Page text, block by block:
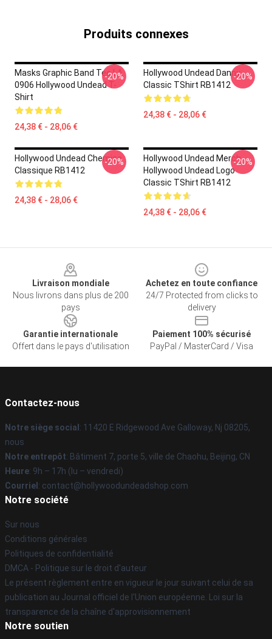
Produits connexes
Masks Graphic Band Tee LA
0906 Hollywood Undead T-
Shirt
24,38 € - 28,06 €
-20%
Hollywood Undead Danny
Classic TShirt RB1412
24,38 € - 28,06 €
-20%
Hollywood Undead Chemise
Classique RB1412
24,38 € - 28,06 €
-20%
Hollywood Undead Merch
Hollywood Undead Logo
Classic TShirt RB1412
24,38 € - 28,06 €
-20%
Livraison mondiale
Nous livrons dans plus de 200
pays
Achetez en toute confiance
24/7 Protected from clicks to
delivery
Garantie internationale
Offert dans le pays d'utilisation
Paiement 100% sécurisé
PayPal / MasterCard / Visa
Contactez-nous
Notre siège social : 11420 E Ridgewood Ave Galloway, Nj 08205,
nous
Notre entrepôt: Bâtiment 7, porte 5, ville de Chaohu, Beijing, CN
Heure: 9h – 17h (lu – vendredi)
Courriel : contact@hollywoodundeadshop.com
Notre société
Sur nous
Conditions générales
Politiques de confidentialité
DMCA - Politique sur le droit d'auteur
Le présent règlement entre en vigueur le jour suivant celui de sa
publication au Journal officiel de l'Union européenne. Loi sur la
transparence de la chaîne d'approvisionnement
Notre soutien